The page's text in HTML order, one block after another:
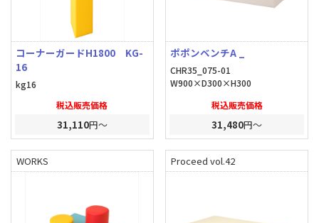
コーナーガードH1800 KG-
16
kg16
税込販売価格
31,110円～
ポポンベンチA _
CHR35_075-01
W900×D300×H300
税込販売価格
31,480円～
WORKS Proceed vol.42